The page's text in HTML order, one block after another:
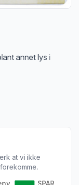
annet lys i
at vi ikke